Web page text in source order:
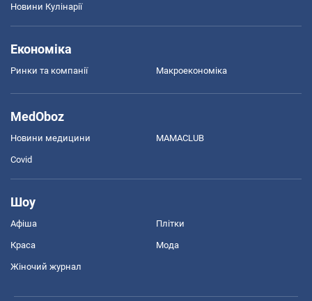
Новини Кулінарії
Економіка
Ринки та компанії Макроекономіка
MedOboz
Новини медицини MAMACLUB
Covid
Шоу
Афіша Плітки
Краса Мода
Жіночий журнал